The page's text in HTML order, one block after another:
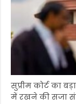
सुप्रीम कोर्ट का
में रखने की सजा